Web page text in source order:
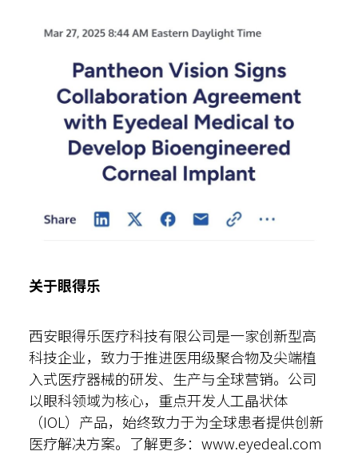
关于眼得乐
西安眼得乐医疗科技有限公司是一家创新型高
科技企业，致力于推进医用级聚合物及尖端植
入式医疗器械的研发、生产与全球营销。公司
以眼科领域为核心，重点开发人工晶状体
（IOL）产品，始终致力于为全球患者提供创新
医疗解决方案。了解更多：www.eyedeal.com